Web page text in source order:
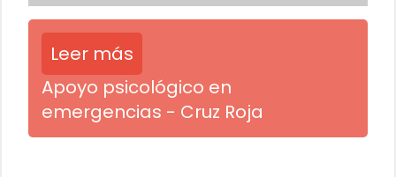
Leer más
Apoyo psicológico en
emergencias - Cruz Roja